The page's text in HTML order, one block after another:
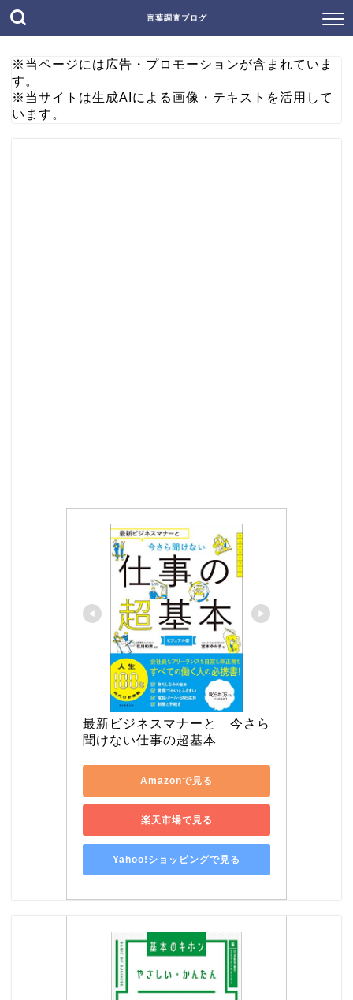
言葉調査ブログ
※当ページには広告・プロモーションが含まれていま
す。
※当サイトは生成AIによる画像・テキストを活用して
います。
最新ビジネスマナーと　今さら
聞けない仕事の超基本
Amazonで見る
楽天市場で見る
Yahoo!ショッピングで見る